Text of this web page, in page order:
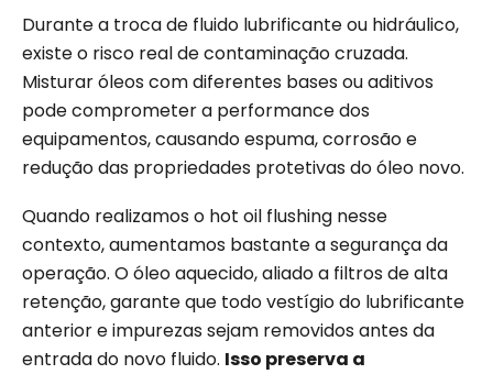
Durante a troca de fluido lubrificante ou hidráulico,
existe o risco real de contaminação cruzada.
Misturar óleos com diferentes bases ou aditivos
pode comprometer a performance dos
equipamentos, causando espuma, corrosão e
redução das propriedades protetivas do óleo novo.
Quando realizamos o hot oil flushing nesse
contexto, aumentamos bastante a segurança da
operação. O óleo aquecido, aliado a filtros de alta
retenção, garante que todo vestígio do lubrificante
anterior e impurezas sejam removidos antes da
entrada do novo fluido. Isso preserva a